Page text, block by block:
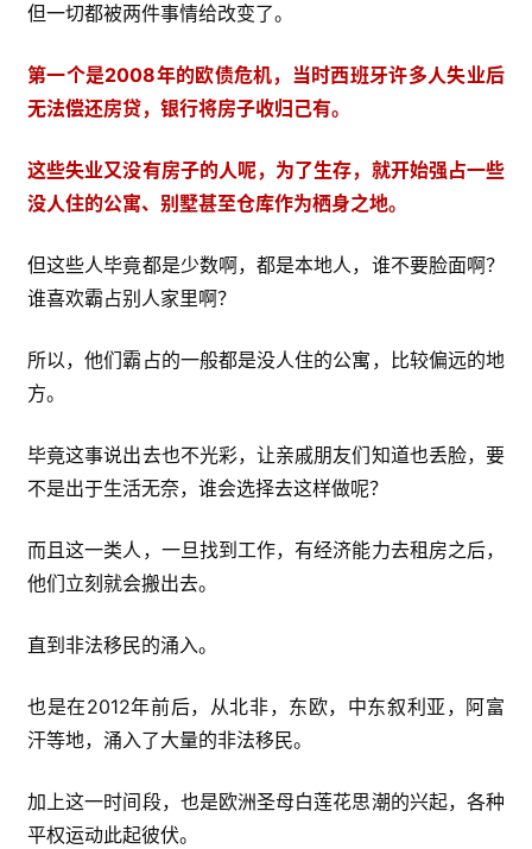
但一切都被两件事情给改变了。
第一个是2008年的欧债危机，当时西班牙许多人失业后
无法偿还房贷，银行将房子收归己有。
这些失业又没有房子的人呢，为了生存，就开始强占一些
没人住的公寓、别墅甚至仓库作为栖身之地。
但这些人毕竟都是少数啊，都是本地人，谁不要脸面啊？
谁喜欢霸占别人家里啊？
所以，他们霸占的一般都是没人住的公寓，比较偏远的地
方。
毕竟这事说出去也不光彩，让亲戚朋友们知道也丢脸，要
不是出于生活无奈，谁会选择去这样做呢？
而且这一类人，一旦找到工作，有经济能力去租房之后，
他们立刻就会搬出去。
直到非法移民的涌入。
也是在2012年前后，从北非，东欧，中东叙利亚，阿富
汗等地，涌入了大量的非法移民。
加上这一时间段，也是欧洲圣母白莲花思潮的兴起，各种
平权运动此起彼伏。